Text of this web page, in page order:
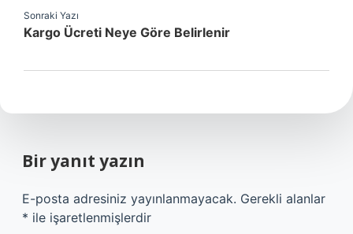
Sonraki Yazı
Kargo Ücreti Neye Göre Belirlenir
Bir yanıt yazın
E-posta adresiniz yayınlanmayacak. Gerekli alanlar
* ile işaretlenmişlerdir